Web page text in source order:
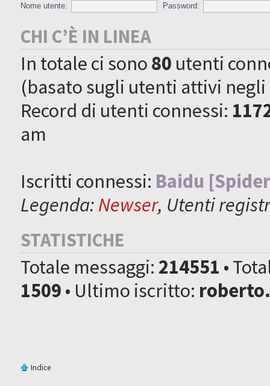
Nome utente:
Password:
CHI C’È IN LINEA
In totale ci sono80 utenti
(basato sugli utenti attivi
Record di utenti connessi:
am
Iscritti connessi: Baidu
Legenda:Newser, Utenti
STATISTICHE
Totale messaggi: 214551 •
1509• Ultimo iscritto:
Indice